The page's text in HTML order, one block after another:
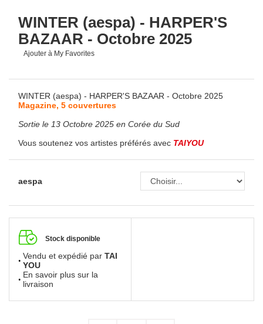
WINTER (aespa) - HARPER'S
BAZAAR - Octobre 2025
Ajouter à My Favorites
WINTER (aespa) - HARPER'S BAZAAR - Octobre 2025
Magazine, 5 couvertures
Sortie le 13 Octobre 2025 en Corée du Sud
Vous soutenez vos artistes préférés avec TAIYOU
aespa
Stock disponible
Vendu et expédié par TAI
YOU
En savoir plus sur la
livraison